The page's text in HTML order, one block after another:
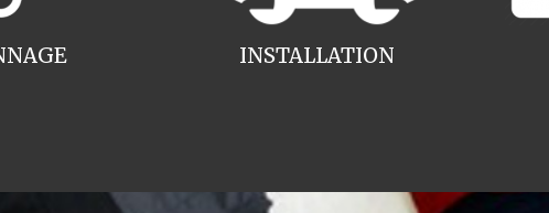
INSTALLATION